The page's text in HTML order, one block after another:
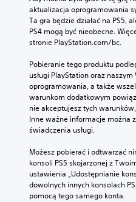
aktualizacja oprogramowania
Ta gra będzie działać na PS5,
PS4 mogą być nieobecne.
stronie PlayStation.com/bc.
Pobieranie tego produktu
usługi PlayStation oraz
oprogramowania, a także
warunkom dodatkowym
nie akceptujesz tych
Inne ważne informacje można
świadczenia usługi.
Możesz pobierać i odtwarzać
konsoli PS5 skojarzonej z
ustawienia „Udostępnianie
dowolnych innych konsolach
pomocą tego samego konta.